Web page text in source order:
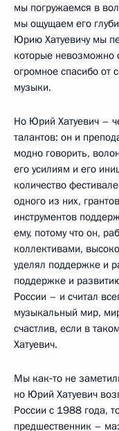
мы погружаемся в
мы ощущаем его
Юрию Хатуевичу мы
которые невозможно
огромное спасибо от
музыки.
Но Юрий Хатуевич –
талантов: он и
модно говорить,
его усилиям и его
количество
одного из них,
инструментов
ему, потому что он,
коллективами,
уделял поддержке и
поддержке и
России – и считал
музыкальный мир, мир
счастлив, если в
Хатуевич.
Мы как‑то не
но Юрий Хатуевич
России с 1988 года,
предшественник –